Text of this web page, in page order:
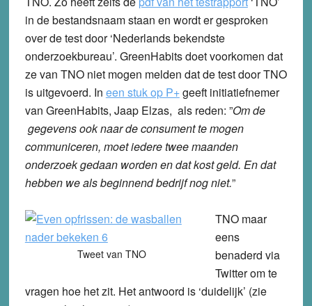
in de bestandsnaam staan en wordt er gesproken
over de test door ‘Nederlands bekendste
onderzoekbureau’. GreenHabits doet voorkomen dat
ze van TNO niet mogen melden dat de test door TNO
is uitgevoerd. In een stuk op P+geeft initiatiefnemer
van GreenHabits, Jaap Elzas, als reden: ”Om de
gegevens ook naar de consument te mogen
communiceren, moet iedere twee maanden
onderzoek gedaan worden en dat kost geld. En dat
hebben we als beginnend bedrijf nog niet.”
Tweet van TNO
TNO maar
eens
benaderd via
Twitter om te
vragen hoe het zit. Het antwoord is ‘duidelijk’ (zie